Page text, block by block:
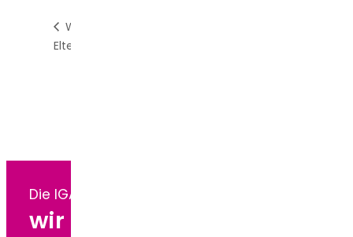
Workshop für junge/neue
Eltern
Die IGA –
wir freuen uns auf dich.